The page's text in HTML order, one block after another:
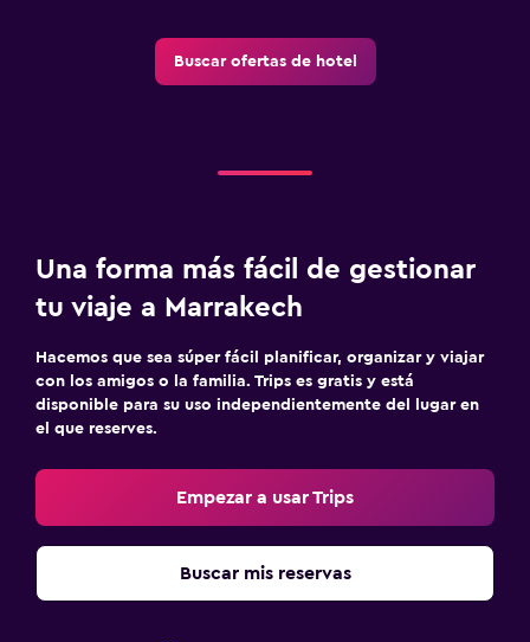
Buscar ofertas de hotel
Una forma más fácil de gestionar
tu viaje a Marrakech
Hacemos que sea súper fácil planificar, organizar y viajar
con los amigos o la familia. Trips es gratis y está
disponible para su uso independientemente del lugar en
el que reserves.
Empezar a usar Trips
Buscar mis reservas